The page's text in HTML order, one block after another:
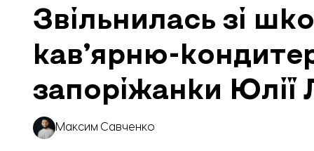
Звільнилась зі
кав’ярню-
запоріжанки Юлії
Максим Савченко